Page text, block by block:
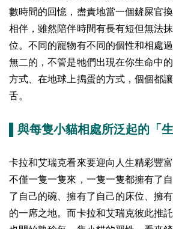
數時間的回憶，盡責地當一個鏟屎官
相伴，雖然陪伴時間有長有短但無法
位。不同的寵物有不同的個性和相處
無二的，不管是牠們出現在你生命中
方式、在地球上搗蛋的方式，個個都
舌。
▌與每隻小貓相處所泛起的「生
卡拉和艾瑞克看來要迎向人生精彩豐
不僅一隻一隻來，一隻一隻都擁有了
了自己的碗、擁有了自己的床位、擁
的一席之地。而卡拉和艾瑞克彼此推